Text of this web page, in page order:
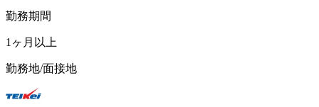
勤務期間
1ヶ月以上
勤務地/面接地